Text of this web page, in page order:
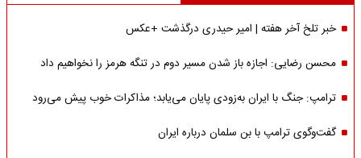
خبر تلخ آخر هفته | امیر حیدری درگذشت +عکس
محسن رضایی: اجازه باز شدن مسیر دوم در تنگه هرمز را نخواهیم داد
ترامپ: جنگ با ایران به‌زودی پایان می‌یابد؛ مذاکرات خوب پیش می‌رود
گفت‌وگوی ترامپ با بن سلمان درباره ایران